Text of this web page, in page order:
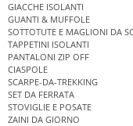
GIACCHE ISOLANTI
GUANTI & MUFFOLE
SOTTOTUTE E MAGLIONI DA
TAPPETINI ISOLANTI
PANTALONI ZIP OFF
CIASPOLE
SCARPE-DA-TREKKING
SET DA FERRATA
STOVIGLIE E POSATE
ZAINI DA GIORNO